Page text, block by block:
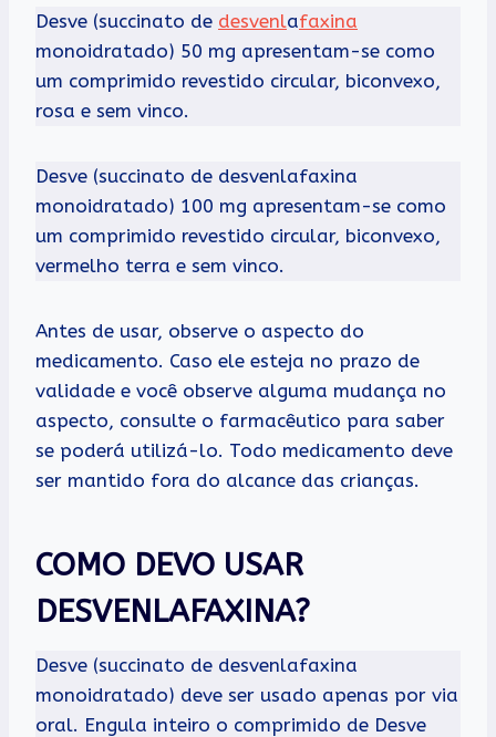
Desve (succinato de desvenlafaxina
monoidratado) 50 mg apresentam-se como
um comprimido revestido circular, biconvexo,
rosa e sem vinco.
Desve (succinato de desvenlafaxina
monoidratado) 100 mg apresentam-se como
um comprimido revestido circular, biconvexo,
vermelho terra e sem vinco.
Antes de usar, observe o aspecto do
medicamento. Caso ele esteja no prazo de
validade e você observe alguma mudança no
aspecto, consulte o farmacêutico para saber
se poderá utilizá-lo. Todo medicamento deve
ser mantido fora do alcance das crianças.
COMO DEVO USAR
DESVENLAFAXINA?
Desve (succinato de desvenlafaxina
monoidratado) deve ser usado apenas por via
oral. Engula inteiro o comprimido de Desve